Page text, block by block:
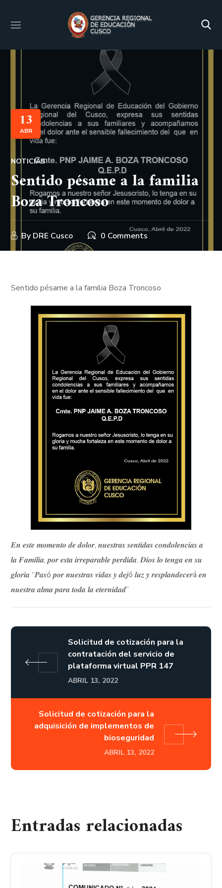
13
ABR
NOTICIAS
Sentido pésame a la familia
Boza Troncoso
By DRE Cusco 0 Comments
Sentido pésame a la familia Boza Troncoso
𝑬𝒏 𝒆𝒔𝒕𝒆 𝒎𝒐𝒎𝒆𝒏𝒕𝒐 𝒅𝒆 𝒅𝒐𝒍𝒐𝒓, 𝒏𝒖𝒆𝒔𝒕𝒓𝒂𝒔 𝒔𝒆𝒏𝒕𝒊𝒅𝒂𝒔 𝒄𝒐𝒏𝒅𝒐𝒍𝒆𝒏𝒄𝒊𝒂𝒔 𝒂
𝒍𝒂 𝑭𝒂𝒎𝒊𝒍𝒊𝒂, 𝒑𝒐𝒓 𝒆𝒔𝒕𝒂 𝒊𝒓𝒓𝒆𝒑𝒂𝒓𝒂𝒃𝒍𝒆 𝒑𝒆𝒓𝒅𝒊𝒅𝒂. 𝑫𝒊𝒐𝒔 𝒍𝒐 𝒕𝒆𝒏𝒈𝒂 𝒆𝒏 𝒔𝒖
𝒈𝒍𝒐𝒓𝒊𝒂 “𝑷𝒂𝒔ó 𝒑𝒐𝒓 𝒏𝒖𝒆𝒔𝒕𝒓𝒂𝒔 𝒗𝒊𝒅𝒂𝒔 𝒚 𝒅𝒆𝒋ó 𝒍𝒖𝒛 𝒚 𝒓𝒆𝒔𝒑𝒍𝒂𝒏𝒅𝒆𝒄𝒆𝒓á 𝒆𝒏
𝒏𝒖𝒆𝒔𝒕𝒓𝒂 𝒂𝒍𝒎𝒂 𝒑𝒂𝒓𝒂 𝒕𝒐𝒅𝒂 𝒍𝒂 𝒆𝒕𝒆𝒓𝒏𝒊𝒅𝒂𝒅”
Solicitud de cotización para la
contratación del servicio de
plataforma virtual PPR 147
ABRIL 13, 2022
Solicitud de cotización para la
adquisición de implementos de
bioseguridad
ABRIL 13, 2022
Entradas relacionadas